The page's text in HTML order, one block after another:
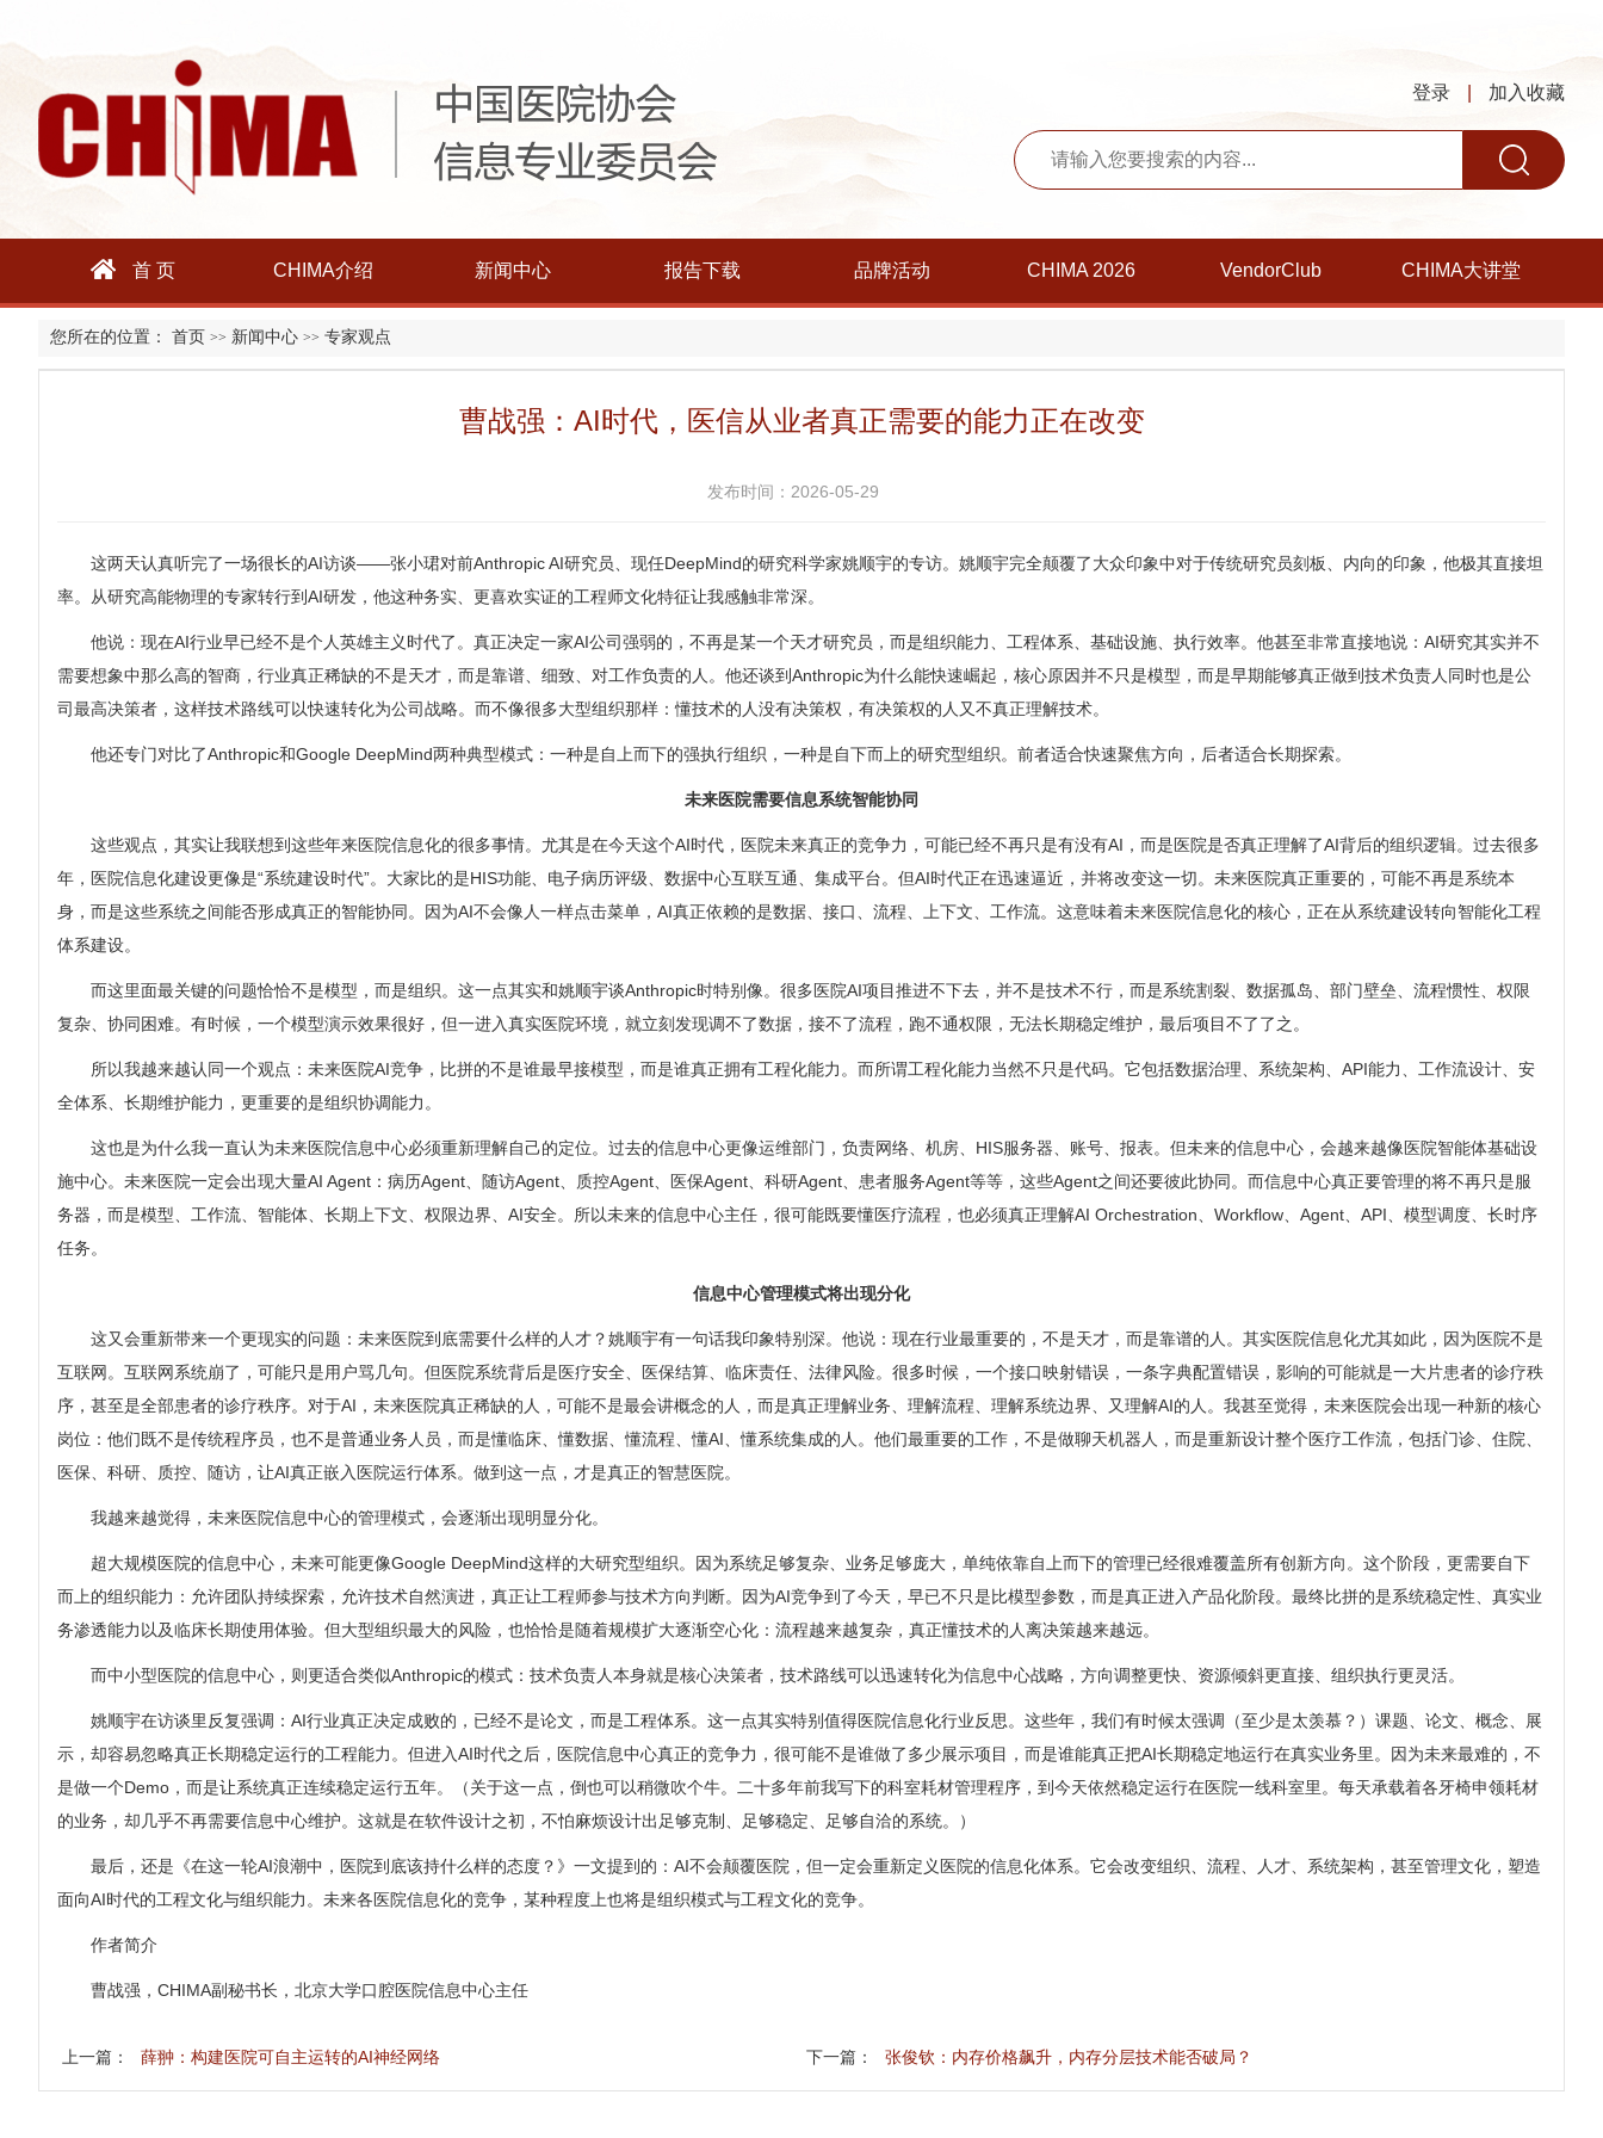
登录 加入收藏
首 页 CHIMA介绍 新闻中心 报告下载 品牌活动 CHIMA 2026 VendorClub CHIMA大讲堂
您所在的位置： 首页 >> 新闻中心 >> 专家观点
曹战强：AI时代，医信从业者真正需要的能力正在改变
发布时间：2026-05-29
这两天认真听完了一场很长的AI访谈——张小珺对前Anthropic AI研究员、现任DeepMind的研究科学家姚顺宇的专访。姚顺宇完全颠覆了大众印象中对于传统研究员刻板、内向的印象，他极其直接坦
率。从研究高能物理的专家转行到AI研发，他这种务实、更喜欢实证的工程师文化特征让我感触非常深。
他说：现在AI行业早已经不是个人英雄主义时代了。真正决定一家AI公司强弱的，不再是某一个天才研究员，而是组织能力、工程体系、基础设施、执行效率。他甚至非常直接地说：AI研究其实并不
需要想象中那么高的智商，行业真正稀缺的不是天才，而是靠谱、细致、对工作负责的人。他还谈到Anthropic为什么能快速崛起，核心原因并不只是模型，而是早期能够真正做到技术负责人同时也是公
司最高决策者，这样技术路线可以快速转化为公司战略。而不像很多大型组织那样：懂技术的人没有决策权，有决策权的人又不真正理解技术。
他还专门对比了Anthropic和Google DeepMind两种典型模式：一种是自上而下的强执行组织，一种是自下而上的研究型组织。前者适合快速聚焦方向，后者适合长期探索。
未来医院需要信息系统智能协同
这些观点，其实让我联想到这些年来医院信息化的很多事情。尤其是在今天这个AI时代，医院未来真正的竞争力，可能已经不再只是有没有AI，而是医院是否真正理解了AI背后的组织逻辑。过去很多
年，医院信息化建设更像是“系统建设时代”。大家比的是HIS功能、电子病历评级、数据中心互联互通、集成平台。但AI时代正在迅速逼近，并将改变这一切。未来医院真正重要的，可能不再是系统本
身，而是这些系统之间能否形成真正的智能协同。因为AI不会像人一样点击菜单，AI真正依赖的是数据、接口、流程、上下文、工作流。这意味着未来医院信息化的核心，正在从系统建设转向智能化工程
体系建设。
而这里面最关键的问题恰恰不是模型，而是组织。这一点其实和姚顺宇谈Anthropic时特别像。很多医院AI项目推进不下去，并不是技术不行，而是系统割裂、数据孤岛、部门壁垒、流程惯性、权限
复杂、协同困难。有时候，一个模型演示效果很好，但一进入真实医院环境，就立刻发现调不了数据，接不了流程，跑不通权限，无法长期稳定维护，最后项目不了了之。
所以我越来越认同一个观点：未来医院AI竞争，比拼的不是谁最早接模型，而是谁真正拥有工程化能力。而所谓工程化能力当然不只是代码。它包括数据治理、系统架构、API能力、工作流设计、安
全体系、长期维护能力，更重要的是组织协调能力。
这也是为什么我一直认为未来医院信息中心必须重新理解自己的定位。过去的信息中心更像运维部门，负责网络、机房、HIS服务器、账号、报表。但未来的信息中心，会越来越像医院智能体基础设
施中心。未来医院一定会出现大量AI Agent：病历Agent、随访Agent、质控Agent、医保Agent、科研Agent、患者服务Agent等等，这些Agent之间还要彼此协同。而信息中心真正要管理的将不再只是服
务器，而是模型、工作流、智能体、长期上下文、权限边界、AI安全。所以未来的信息中心主任，很可能既要懂医疗流程，也必须真正理解AI Orchestration、Workflow、Agent、API、模型调度、长时序
任务。
信息中心管理模式将出现分化
这又会重新带来一个更现实的问题：未来医院到底需要什么样的人才？姚顺宇有一句话我印象特别深。他说：现在行业最重要的，不是天才，而是靠谱的人。其实医院信息化尤其如此，因为医院不是
互联网。互联网系统崩了，可能只是用户骂几句。但医院系统背后是医疗安全、医保结算、临床责任、法律风险。很多时候，一个接口映射错误，一条字典配置错误，影响的可能就是一大片患者的诊疗秩
序，甚至是全部患者的诊疗秩序。对于AI，未来医院真正稀缺的人，可能不是最会讲概念的人，而是真正理解业务、理解流程、理解系统边界、又理解AI的人。我甚至觉得，未来医院会出现一种新的核心
岗位：他们既不是传统程序员，也不是普通业务人员，而是懂临床、懂数据、懂流程、懂AI、懂系统集成的人。他们最重要的工作，不是做聊天机器人，而是重新设计整个医疗工作流，包括门诊、住院、
医保、科研、质控、随访，让AI真正嵌入医院运行体系。做到这一点，才是真正的智慧医院。
我越来越觉得，未来医院信息中心的管理模式，会逐渐出现明显分化。
超大规模医院的信息中心，未来可能更像Google DeepMind这样的大研究型组织。因为系统足够复杂、业务足够庞大，单纯依靠自上而下的管理已经很难覆盖所有创新方向。这个阶段，更需要自下
而上的组织能力：允许团队持续探索，允许技术自然演进，真正让工程师参与技术方向判断。因为AI竞争到了今天，早已不只是比模型参数，而是真正进入产品化阶段。最终比拼的是系统稳定性、真实业
务渗透能力以及临床长期使用体验。但大型组织最大的风险，也恰恰是随着规模扩大逐渐空心化：流程越来越复杂，真正懂技术的人离决策越来越远。
而中小型医院的信息中心，则更适合类似Anthropic的模式：技术负责人本身就是核心决策者，技术路线可以迅速转化为信息中心战略，方向调整更快、资源倾斜更直接、组织执行更灵活。
姚顺宇在访谈里反复强调：AI行业真正决定成败的，已经不是论文，而是工程体系。这一点其实特别值得医院信息化行业反思。这些年，我们有时候太强调（至少是太羡慕？）课题、论文、概念、展
示，却容易忽略真正长期稳定运行的工程能力。但进入AI时代之后，医院信息中心真正的竞争力，很可能不是谁做了多少展示项目，而是谁能真正把AI长期稳定地运行在真实业务里。因为未来最难的，不
是做一个Demo，而是让系统真正连续稳定运行五年。（关于这一点，倒也可以稍微吹个牛。二十多年前我写下的科室耗材管理程序，到今天依然稳定运行在医院一线科室里。每天承载着各牙椅申领耗材
的业务，却几乎不再需要信息中心维护。这就是在软件设计之初，不怕麻烦设计出足够克制、足够稳定、足够自洽的系统。）
最后，还是 《在这一轮AI浪潮中，医院到底该持什么样的态度？》 一文提到的：AI不会颠覆医院，但一定会重新定义医院的信息化体系。它会改变组织、流程、人才、系统架构，甚至管理文化，塑造
面向AI时代的工程文化与组织能力。未来各医院信息化的竞争，某种程度上也将是组织模式与工程文化的竞争。
作者简介
曹战强，CHIMA副秘书长，北京大学口腔医院信息中心主任
上一篇： 薛翀：构建医院可自主运转的AI神经网络 下一篇： 张俊钦：内存价格飙升，内存分层技术能否破局？